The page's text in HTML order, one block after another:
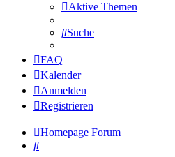
Aktive Themen
Suche
FAQ
Kalender
Anmelden
Registrieren
Homepage Forum
Suche